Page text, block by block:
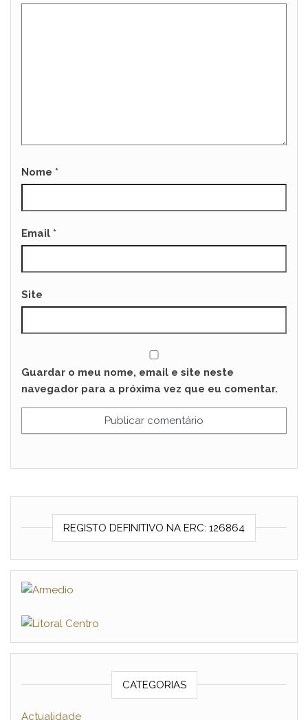
Nome *
Email *
Site
Guardar o meu nome, email e site neste
navegador para a próxima vez que eu comentar.
REGISTO DEFINITIVO NA ERC: 126864
CATEGORIAS
Actualidade